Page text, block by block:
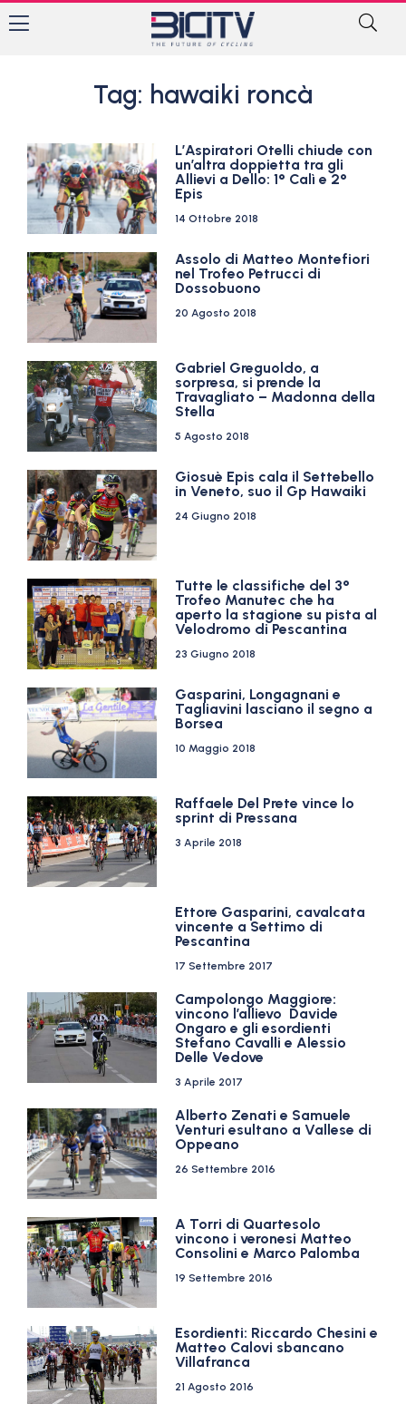
Tag: hawaiki roncà
L’Aspiratori Otelli chiude con
un’altra doppietta tra gli
Allievi a Dello: 1° Calì e 2°
Epis
14 Ottobre 2018
Assolo di Matteo Montefiori
nel Trofeo Petrucci di
Dossobuono
20 Agosto 2018
Gabriel Greguoldo, a
sorpresa, si prende la
Travagliato – Madonna della
Stella
5 Agosto 2018
Giosuè Epis cala il Settebello
in Veneto, suo il Gp Hawaiki
24 Giugno 2018
Tutte le classifiche del 3°
Trofeo Manutec che ha
aperto la stagione su pista al
Velodromo di Pescantina
23 Giugno 2018
Gasparini, Longagnani e
Tagliavini lasciano il segno a
Borsea
10 Maggio 2018
Raffaele Del Prete vince lo
sprint di Pressana
3 Aprile 2018
Ettore Gasparini, cavalcata
vincente a Settimo di
Pescantina
17 Settembre 2017
Campolongo Maggiore:
vincono l’allievo Davide
Ongaro e gli esordienti
Stefano Cavalli e Alessio
Delle Vedove
3 Aprile 2017
Alberto Zenati e Samuele
Venturi esultano a Vallese di
Oppeano
26 Settembre 2016
A Torri di Quartesolo
vincono i veronesi Matteo
Consolini e Marco Palomba
19 Settembre 2016
Esordienti: Riccardo Chesini e
Matteo Calovi sbancano
Villafranca
21 Agosto 2016